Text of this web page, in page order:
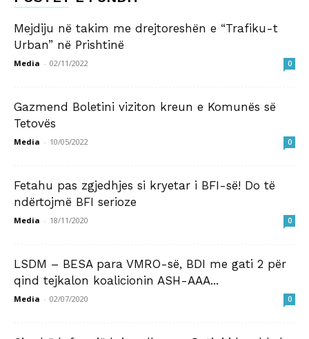
Mejdiju në takim me drejtoreshën e “Trafiku-t
Urban” në Prishtinë
Media - 02/11/2022 0
Gazmend Boletini viziton kreun e Komunës së
Tetovës
Media - 10/05/2022 0
Fetahu pas zgjedhjes si kryetar i BFI-së! Do të
ndërtojmë BFI serioze
Media - 18/11/2020 0
LSDM – BESA para VMRO-së, BDI me gati 2 për
qind tejkalon koalicionin ASH-AAA...
Media - 02/07/2020 0